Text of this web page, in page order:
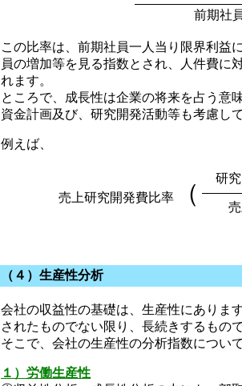
前期社
この比率は、前期社員一人当り限界利益
員の増加等を見る指数とされ、人件費に
れます。
ところで、成長性は企業の将来を占う意
資金計画及び、研究開発活動等も考慮し
例えば、
売上研究開発費比率（
研
（４）生産性分析
会社の収益性の基礎は、生産性にありま
されたものでない限り、長続きするもの
そこで、会社の生産性の分析指数につい
１）労働生産性